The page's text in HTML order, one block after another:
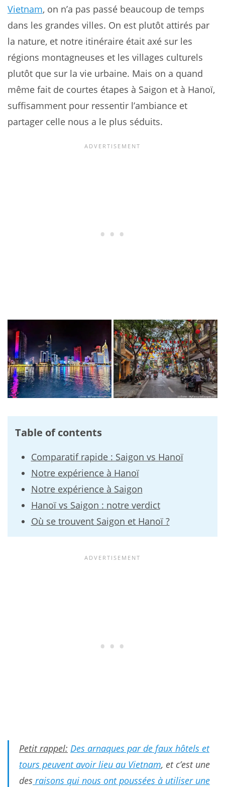
Vietnam, on n’a pas passé beaucoup de temps
dans les grandes villes. On est plutôt attirés par
la nature, et notre itinéraire était axé sur les
régions montagneuses et les villages culturels
plutôt que sur la vie urbaine. Mais on a quand
même fait de courtes étapes à Saigon et à Hanoï,
suffisamment pour ressentir l’ambiance et
partager celle nous a le plus séduits.
Table of contents
Comparatif rapide : Saigon vs Hanoï
Notre expérience à Hanoï
Notre expérience à Saigon
Hanoï vs Saigon : notre verdict
Où se trouvent Saigon et Hanoï ?
Petit rappel: Des arnaques par de faux hôtels et
tours peuvent avoir lieu au Vietnam, et c’est une
des raisons qui nous ont poussées à utiliser une